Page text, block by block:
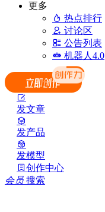
更多
热点排行
讨论区
公告列表
机器人4.0
发文章
发产品
发模型
创作中心
会员 搜索